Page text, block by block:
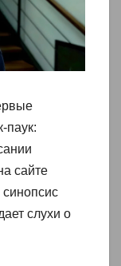
паук:
сайте
слухи о